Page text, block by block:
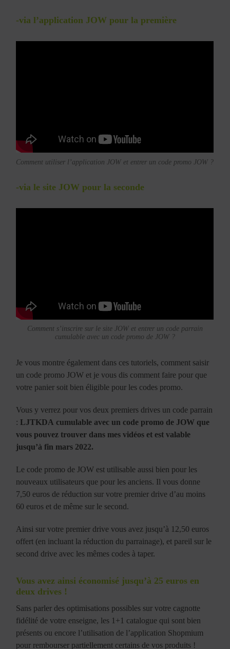
-via l’application JOW pour la première
Comment utiliser l’application JOW et entrer un code promo JOW ?
-via le site JOW pour la seconde
Comment s’inscrire sur le site JOW et entrer un code parrain
cumulable avec un code promo de JOW ?
Je vous montre également dans ces tutoriels, comment saisir
un code promo JOW et je vous dis comment faire pour que
votre panier soit bien éligible pour les codes promo.
Vous y verrez pour vos deux premiers drives un code parrain
:LJTKDA cumulable avec un code promo de JOW que
vous pouvez trouver dans mes vidéos et est valable
jusqu’à fin mars 2022.
Le code promo de JOW est utilisable aussi bien pour les
nouveaux utilisateurs que pour les anciens. Il vous donne
7,50 euros de réduction sur votre premier drive d’au moins
60 euros et de même sur le second.
Ainsi sur votre premier drive vous avez jusqu’à 12,50 euros
offert (en incluant la réduction du parrainage), et pareil sur le
second drive avec les mêmes codes à taper.
Vous avez ainsi économisé jusqu’à 25 euros en
deux drives !
Sans parler des optimisations possibles sur votre cagnotte
fidélité de votre enseigne, les 1+1 catalogue qui sont bien
présents ou encore l’utilisation de l’application Shopmium
pour rembourser partiellement certains de vos produits !